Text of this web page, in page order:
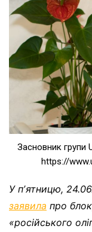
Засновник групи
https://
У пʼятницю,
заявила про
«російського